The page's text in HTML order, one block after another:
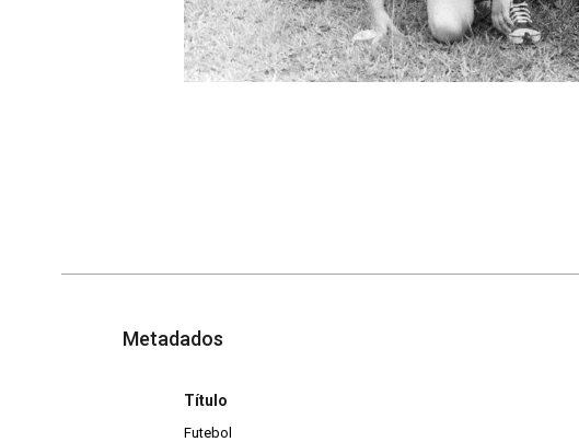
Metadados
Título
Futebol